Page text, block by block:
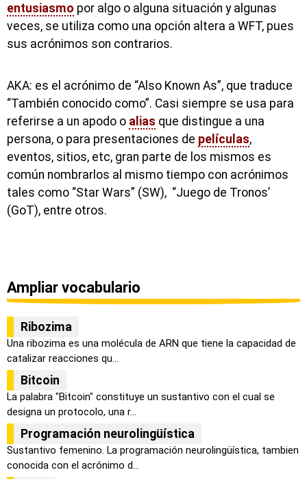
entusiasmo por algo o alguna situación y algunas
veces, se utiliza como una opción altera a WFT, pues
sus acrónimos son contrarios.
AKA: es el acrónimo de “Also Known As”, que traduce
“También conocido como”. Casi siempre se usa para
referirse a un apodo o alias que distingue a una
persona, o para presentaciones de películas,
eventos, sitios, etc, gran parte de los mismos es
común nombrarlos al mismo tiempo con acrónimos
tales como “Star Wars” (SW), “Juego de Tronos’
(GoT), entre otros.
Ampliar vocabulario
Ribozima
Una ribozima es una molécula de ARN que tiene la capacidad de
catalizar reacciones qu...
Bitcoin
La palabra "Bitcoin" constituye un sustantivo con el cual se
designa un protocolo, una r...
Programación neurolingüística
Sustantivo femenino. La programación neurolingüística, tambien
conocida con el acrónimo d...